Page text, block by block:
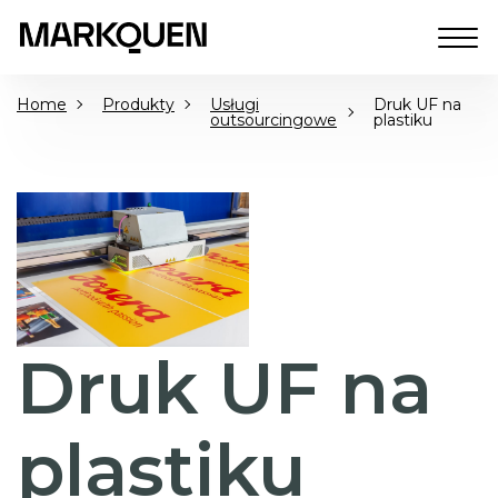
Home Produkty Usługi
outsourcingowe
Druk UF na
plastiku
Druk UF na
plastiku